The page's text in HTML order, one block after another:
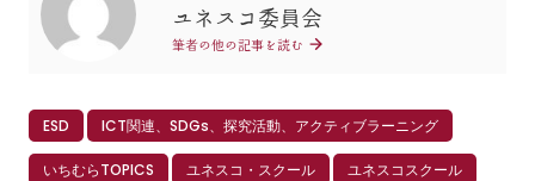
ユネスコ委員会
筆者の他の記事を読む
ESD ICT関連、SDGs、探究活動、アクティブラーニング
いちむらTOPICS ユネスコ・スクール ユネスコスクール